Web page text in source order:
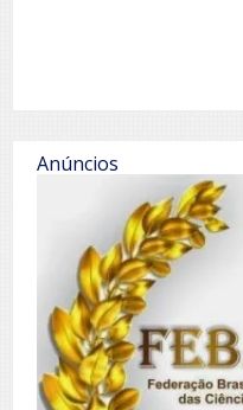
Anúncios